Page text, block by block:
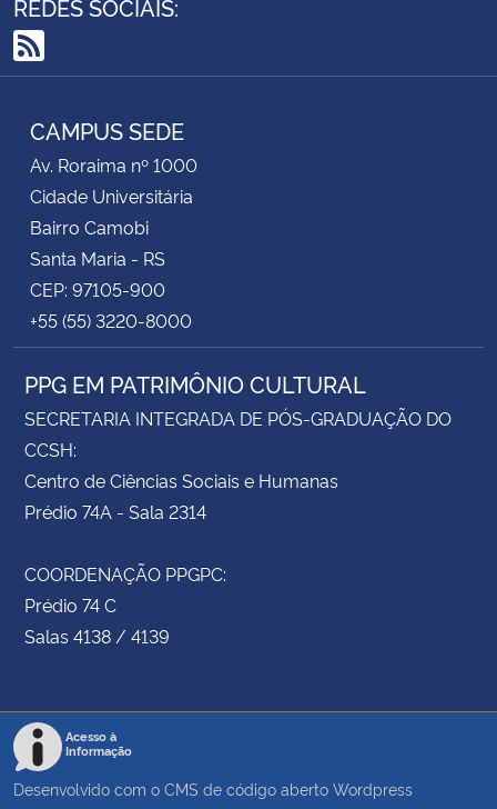
RSS
CAMPUS SEDE
Av. Roraima nº 1000
Cidade Universitária
Bairro Camobi
Santa Maria - RS
CEP: 97105-900
+55 (55) 3220-8000
PPG EM PATRIMÔNIO CULTURAL
SECRETARIA INTEGRADA DE PÓS-GRADUAÇÃO DO
CCSH:
Centro de Ciências Sociais e Humanas
Prédio 74A - Sala 2314
COORDENAÇÃO PPGPC:
Prédio 74 C
Salas 4138 / 4139
Acesso à
Informação
Desenvolvido com o CMS de código aberto Wordpress